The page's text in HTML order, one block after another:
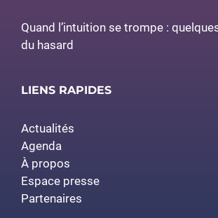
Quand l’intuition se trompe :
du hasard
LIENS RAPIDES
Actualités
Agenda
À propos
Espace presse
Partenaires